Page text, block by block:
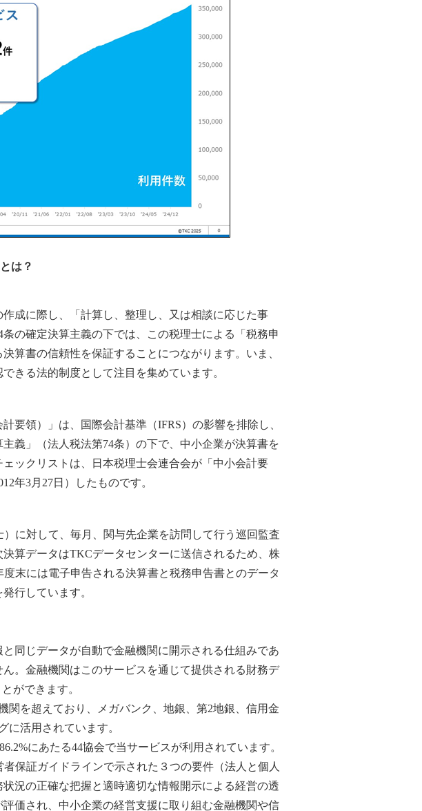
は？
成に際し、「計算し、整理し、又は相談に応じた事
の確定決算主義の下では、この税理士による「税務申
算書の信頼性を保証することにつながります。いま、
きる法的制度として注目を集めています。
要領）」は、国際会計基準（IFRS）の影響を排除し、
義」（法人税法第74条）の下で、中小企業が決算書を
ックリストは、日本税理士会連合会が「中小会計要
年3月27日）したものです。
に対して、毎月、関与先企業を訪問して行う巡回監査
算データはTKCデータセンターに送信されるため、株
末には電子申告される決算書と税務申告書とのデータ
行しています。
同じデータが自動で金融機関に開示される仕組みであ
。金融機関はこのサービスを通じて提供される財務デ
ができます。
関を超えており、メガバンク、地銀、第2地銀、信用金
に活用されています。
にあたる44協会で当サービスが利用されています。
保証ガイドラインで示された３つの要件（法人と個人
況の正確な把握と適時適切な情報開示による経営の透
価され、中小企業の経営支援に取り組む金融機関や信